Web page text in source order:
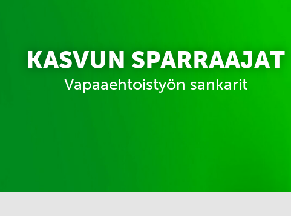
KASVUN SPARRAAJAT
Vapaaehtoistyön sankarit